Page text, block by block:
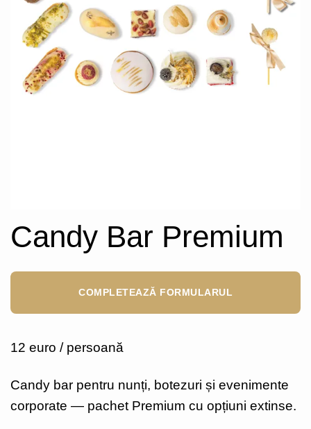
Candy Bar Premium
COMPLETEAZĂ FORMULARUL
12 euro / persoană
Candy bar pentru nunți, botezuri și evenimente
corporate — pachet Premium cu opțiuni extinse.